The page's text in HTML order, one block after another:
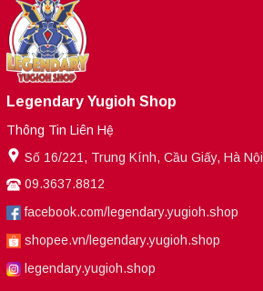
Legendary Yugioh Shop
Thông Tin Liên Hệ
Số 16/221, Trung Kính, Cầu Giấy, Hà Nội
09.3637.8812
facebook.com/legendary.yugioh.shop
shopee.vn/legendary.yugioh.shop
legendary.yugioh.shop